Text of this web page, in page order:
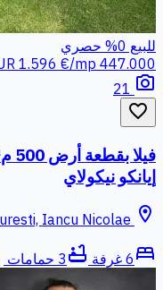
للبيع 0%
حصري
447.000 EUR
1.596 €/mp
photo_camera
favorite_border
إيانكو نيكولاي
location_on
bed 6 غرفة bathtub 3 حمامات